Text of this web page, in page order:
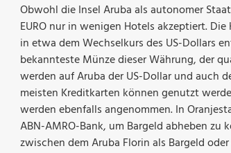
Obwohl die Insel Aruba als autonomer
EURO nur in wenigen Hotels akzeptiert.
in etwa dem Wechselkurs des US-Dollars
bekannteste Münze dieser Währung, der
werden auf Aruba der US-Dollar und auch
meisten Kreditkarten können genutzt
werden ebenfalls angenommen. In
ABN-AMRO-Bank, um Bargeld abheben zu
zwischen dem Aruba Florin als Bargeld